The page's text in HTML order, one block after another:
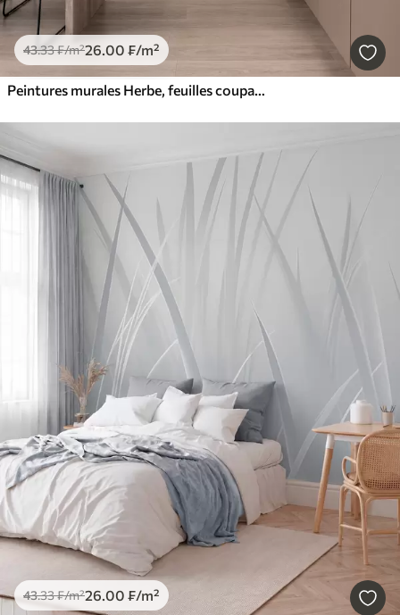
43.33₣/m²26.00 ₣/m²
Peintures murales Herbe, feuilles coupantes
43.33₣/m²26.00 ₣/m²